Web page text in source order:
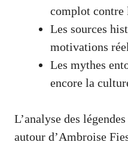
complot contre
Les sources
motivations
Les mythes
encore la
L’analyse des
autour d’Ambroise